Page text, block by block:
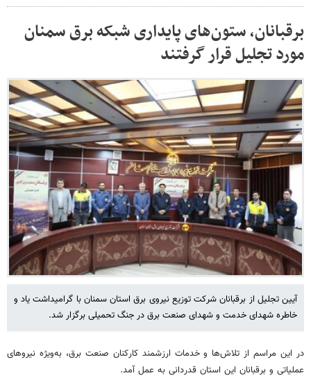
برقبانان، ستون‌های پایداری شبکه برق سمنان
مورد تجلیل قرار گرفتند
آیین تجلیل از برقبانان شرکت توزیع نیروی برق استان سمنان با گرامیداشت یاد و
خاطره شهدای خدمت و شهدای صنعت برق در جنگ تحمیلی برگزار شد.
در این مراسم از تلاش‌ها و خدمات ارزشمند کارکنان صنعت برق، به‌ویژه نیروهای
عملیاتی و برقبانان این استان قدردانی به عمل آمد.